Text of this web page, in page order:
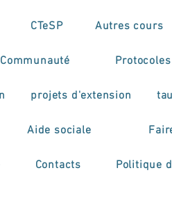
CTeSP Autres cours
Communauté
projets d'extension
Aide sociale
Contacts Politique